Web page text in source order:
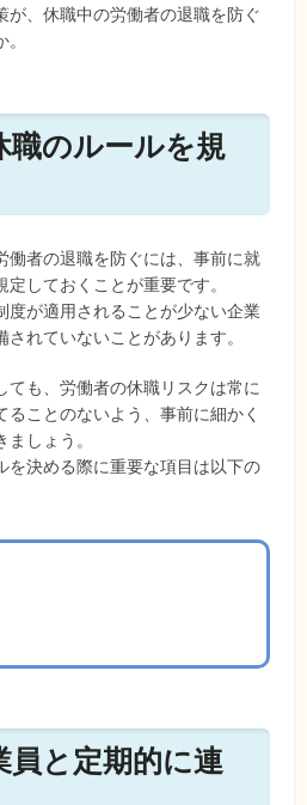
が、休職中の労働者の退職を防ぐ
職のルールを規
働者の退職を防ぐには、事前に就
しておくことが重要です。
度が適用されることが少ない企業
れていないことがあります。
ても、労働者の休職リスクは常に
ことのないよう、事前に細かく
しょう。
を決める際に重要な項目は以下の
員と定期的に連